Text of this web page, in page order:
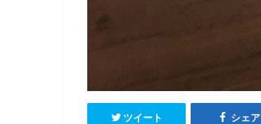
ツイート シェア